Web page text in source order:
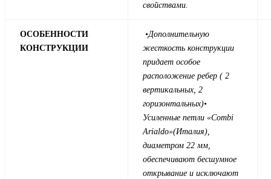
свойствами.
ОСОБЕННОСТИ
КОНСТРУКЦИИ
•Дополнительную
жесткость конструкции
придает особое
расположение ребер ( 2
вертикальных, 2
горизонтальных)•
Усиленные петли «Combi
Arialdo»(Италия),
диаметром 22 мм,
обеспечивают бесшумное
открывание и исключают